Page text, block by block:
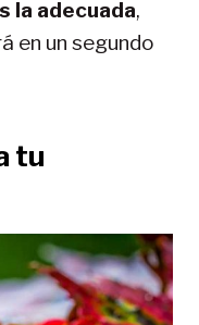
la adecuada,
en un segundo
tu